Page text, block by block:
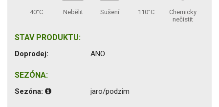
40°C Nebělit Sušení 110°C
Chemicky
nečistit
STAV PRODUKTU:
Doprodej: ANO
SEZÓNA:
Sezóna: jaro/podzim